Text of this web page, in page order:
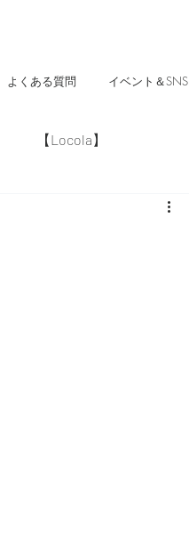
よくある質問 イベント＆SNS
【Locola】